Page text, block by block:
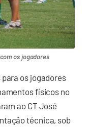
os jogadores
os jogadores
físicos no
ao CT José
técnica, sob